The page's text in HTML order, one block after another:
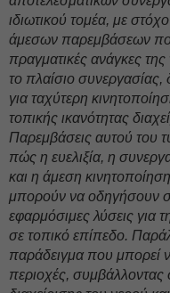
ιδιωτικού τομέα, με
άμεσων παρεμβάσεων
πραγματικές ανάγκες
το πλαίσιο συνεργασίας,
για ταχύτερη
τοπικής ικανότητας
Παρεμβάσεις αυτού του
πώς η ευελιξία, η
και η άμεση
μπορούν να οδηγήσουν
εφαρμόσιμες λύσεις για
σε τοπικό επίπεδο.
παράδειγμα που μπορεί
περιοχές,